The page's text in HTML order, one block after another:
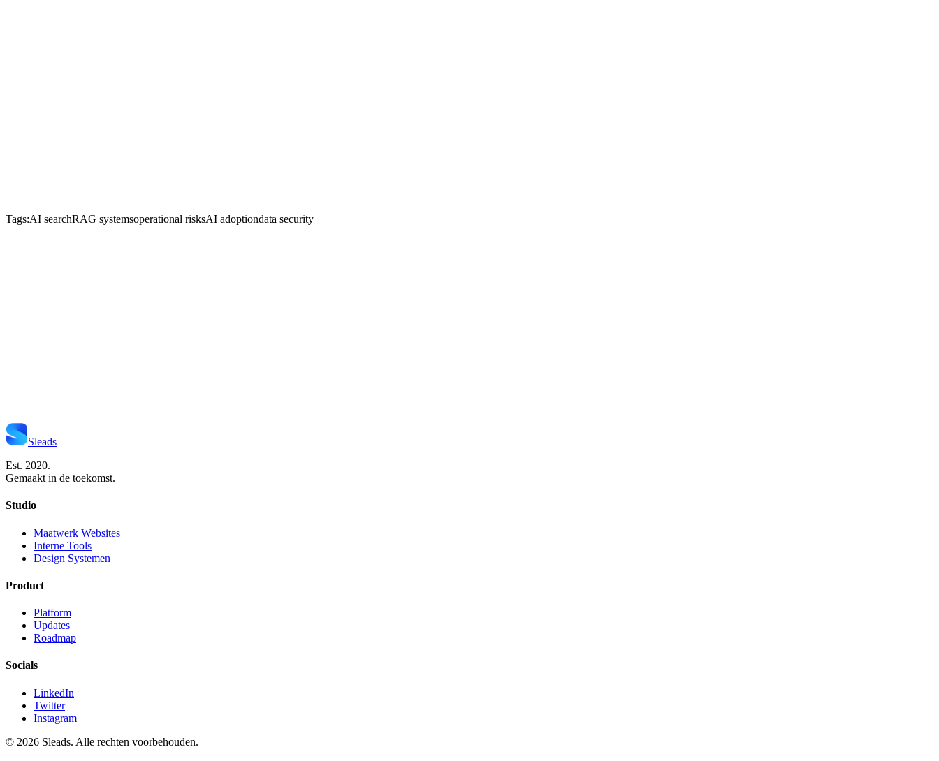
Tags:AI searchRAG systemsoperational risksAI adoptiondata security
Sleads
Est. 2020.
Gemaakt in de toekomst.
Studio
Maatwerk Websites
Interne Tools
Design Systemen
Product
Platform
Updates
Roadmap
Socials
LinkedIn
Twitter
Instagram
© 2026 Sleads. Alle rechten voorbehouden.